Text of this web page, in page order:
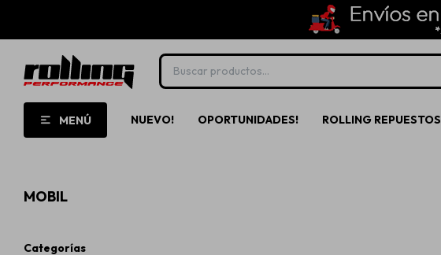
MENÚ NUEVO! OPORTUNIDADES! ROLLING REPUESTOS
MOBIL
Categorías